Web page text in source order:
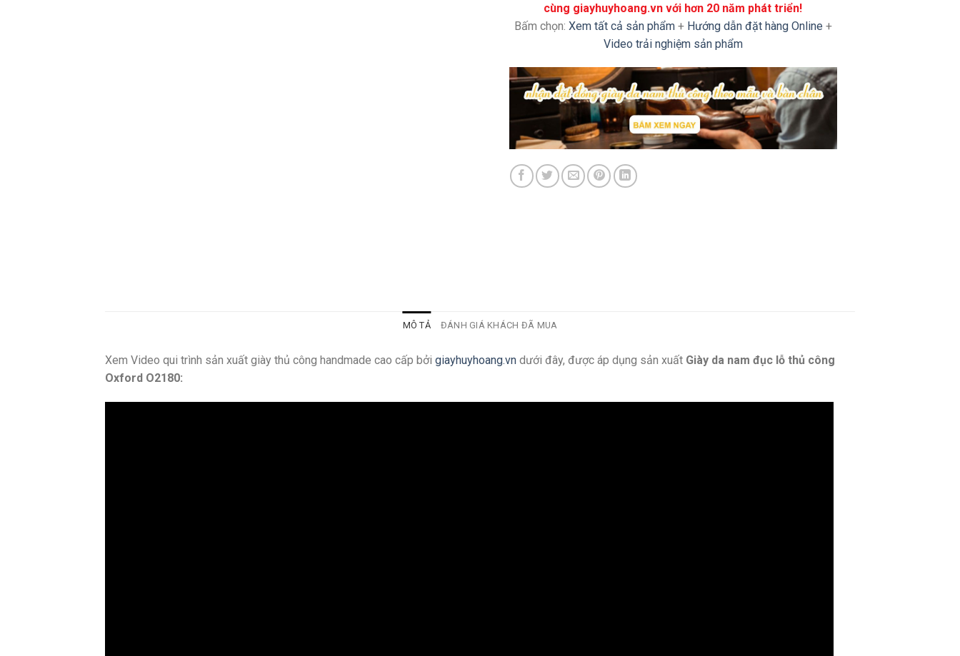
cùng giayhuyhoang.vn với hơn 20 năm phát triển!
Bấm chọn: Xem tất cả sản phẩm+ Hướng dẫn đặt hàng Online +
Video trải nghiệm sản phẩm
MÔ TẢ ĐÁNH GIÁ KHÁCH ĐÃ MUA
Xem Video qui trình sản xuất giày thủ công handmade cao cấp bởi giayhuyhoang.vn dưới đây, được áp dụng sản xuất Giày da nam đục lỗ thủ công
Oxford O2180: